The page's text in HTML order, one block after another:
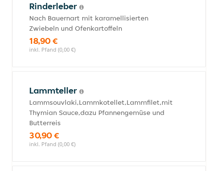
Rinderleber
Nach Bauernart mit karamellisierten
Zwiebeln und Ofenkartoffeln
18,90 €
inkl. Pfand (0,00 €)
Lammteller
Lammsouvlaki,Lammkotellet,Lammfilet,mit
Thymian Sauce,dazu Pfannengemüse und
Butterreis
30,90 €
inkl. Pfand (0,00 €)